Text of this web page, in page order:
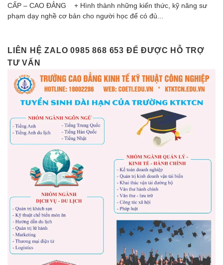
CẤP – CAO ĐẲNG + Hình thành những kiến thức, kỹ năng sư
phạm dạy nghề cơ bản cho người học để có đủ...
LIÊN HỆ ZALO 0985 868 653 ĐỂ ĐƯỢC HỖ TRỢ
TƯ VẤN